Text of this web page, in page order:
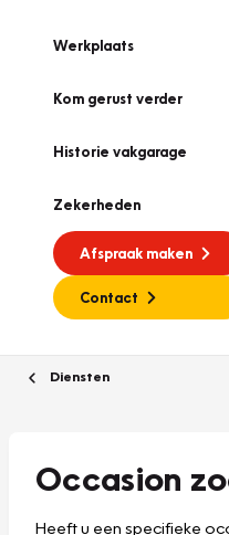
Werkplaats
Kom gerust verder
Historie vakgarage
Zekerheden
Afspraak maken
Contact
Diensten
Occasion
Heeft u een specifieke